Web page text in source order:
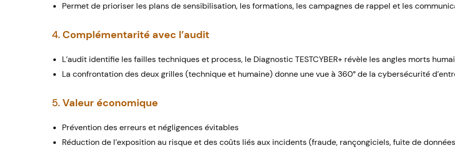
Permet de prioriser les plans de sensibilisation, les formations, les campagnes de rappel et les
4. Complémentarité avec l’audit
L’audit identifie les failles techniques et process, le Diagnostic TESTCYBER+ révèle les angles morts
La confrontation des deux grilles (technique et humaine) donne une vue à 360° de la cybersécurité
5.Valeur économique
Prévention des erreurs et négligences évitables
Réduction de l’exposition au risque et des coûts liés aux incidents (fraude, rançongiciels, fuite de